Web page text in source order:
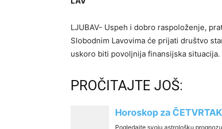
LJUBAV- Uspeh i dobro raspoloženje,
Slobodnim Lavovima će prijati društvo
uskoro biti povoljnija finansijska
PROČITAJTE JOŠ: